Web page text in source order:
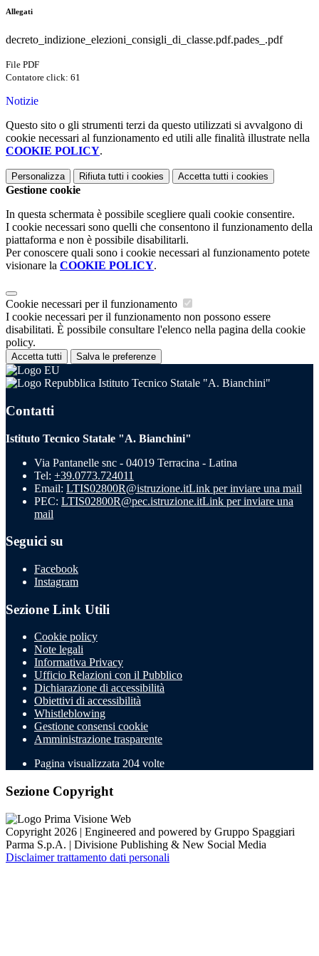
Allegati
decreto_indizione_elezioni_consigli_di_classe.pdf.pades_.pdf
File PDF
Contatore click: 61
Notizie
Questo sito o gli strumenti terzi da questo utilizzati si avvalgono di
cookie necessari al funzionamento ed utili alle finalità illustrate nella
COOKIE POLICY.
Personalizza Rifiuta tutti i cookies Accetta tutti i cookies
Gestione cookie
In questa schermata è possibile scegliere quali cookie consentire.
I cookie necessari sono quelli che consentono il funzionamento della
piattaforma e non è possibile disabilitarli.
Per conoscere quali sono i cookie necessari al funzionamento potete
visionare la COOKIE POLICY.
Cookie necessari per il funzionamento
I cookie necessari per il funzionamento non possono essere
disabilitati. È possibile consultare l'elenco nella pagina della cookie
policy.
Accetta tutti Salva le preferenze
Istituto Tecnico Statale "A. Bianchini"
Contatti
Istituto Tecnico Statale "A. Bianchini"
Via Pantanelle snc - 04019 Terracina - Latina
Tel: +39.0773.724011
Email: LTIS02800R@istruzione.itLink per inviare una mail
PEC: LTIS02800R@pec.istruzione.itLink per inviare una
mail
Seguici su
Facebook
Instagram
Sezione Link Utili
Cookie policy
Note legali
Informativa Privacy
Ufficio Relazioni con il Pubblico
Dichiarazione di accessibilità
Obiettivi di accessibilità
Whistleblowing
Gestione consensi cookie
Amministrazione trasparente
Pagina visualizzata 204 volte
Sezione Copyright
Copyright 2026 | Engineered and powered by Gruppo Spaggiari
Parma S.p.A. | Divisione Publishing & New Social Media
Disclaimer trattamento dati personali